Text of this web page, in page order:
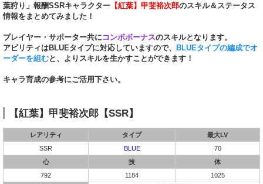
葉狩り」報酬SSRキャラクター 【紅葉】甲斐裕次郎のスキル＆ステータス
情報をまとめてみました！
プレイヤー・サポーター共に コンボボーナスのスキルとなります。
アビリティはBLUEタイプに対応していますので、
BLUEタイプの編成でオ
ーダーを組むと、よりスキルを生かすことができます！
キャラ育成の参考にご活用下さい。
【紅葉】甲斐裕次郎【SSR】
レアリティ タイプ
最大LV
SSR
BLUE
70
心
技
体
792
1184
1025